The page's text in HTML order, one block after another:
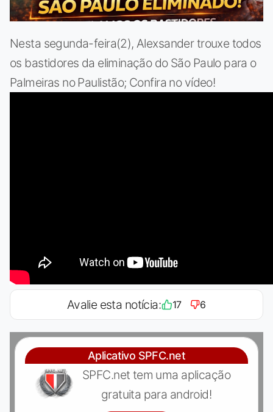
Nesta segunda-feira(2), Alexsander trouxe todos
os bastidores da eliminação do São Paulo para o
Palmeiras no Paulistão; Confira no vídeo!
Avalie esta notícia: 17 6
Aplicativo SPFC.net
SPFC.net tem uma aplicação
gratuita para android!